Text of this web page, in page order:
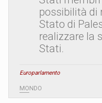
possibilità di
Stato di
realizzare la
Stati.
Europarlamento
MONDO